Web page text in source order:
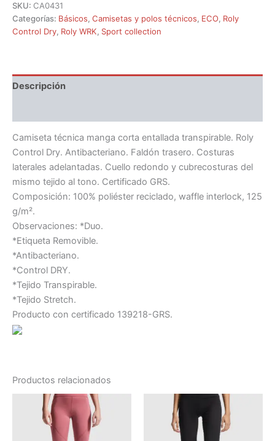
SKU: CA0431
Categorías: Básicos, Camisetas y polos técnicos, ECO, Roly
Control Dry, Roly WRK, Sport collection
Descripción
Camiseta técnica manga corta entallada transpirable. Roly
Control Dry. Antibacteriano. Faldón trasero. Costuras
laterales adelantadas. Cuello redondo y cubrecosturas del
mismo tejido al tono. Certificado GRS.
Composición: 100% poliéster reciclado, waffle interlock, 125
g/m².
Observaciones: *Duo.
*Etiqueta Removible.
*Antibacteriano.
*Control DRY.
*Tejido Transpirable.
*Tejido Stretch.
Producto con certificado 139218-GRS.
Productos relacionados
Este
producto
tiene
Rango
precios:
desde
Este
producto
tiene